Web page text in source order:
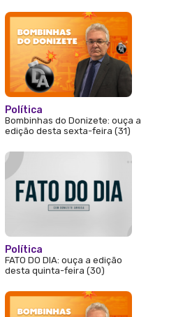
Política
Bombinhas do Donizete: ouça a
edição desta sexta-feira (31)
Política
FATO DO DIA: ouça a edição
desta quinta-feira (30)